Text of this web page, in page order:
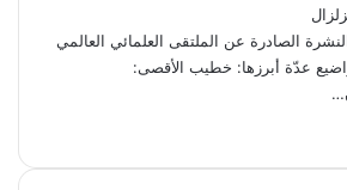
الصادرة عن الملتقى العلمائي العالمي
عدّة أبرزها: خطيب الأقصى: